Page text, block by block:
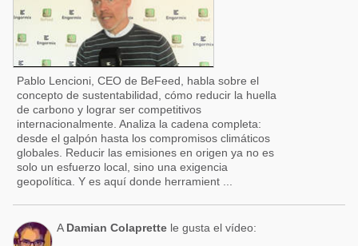
Pablo Lencioni, CEO de BeFeed, habla sobre el
concepto de sustentabilidad, cómo reducir la huella
de carbono y lograr ser competitivos
internacionalmente. Analiza la cadena completa:
desde el galpón hasta los compromisos climáticos
globales. Reducir las emisiones en origen ya no es
solo un esfuerzo local, sino una exigencia
geopolítica. Y es aquí donde herramient ...
A Damian Colaprette le gusta el vídeo: